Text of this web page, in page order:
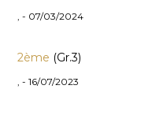
, - 07/03/2024
2ème (Gr.3)
, - 16/07/2023